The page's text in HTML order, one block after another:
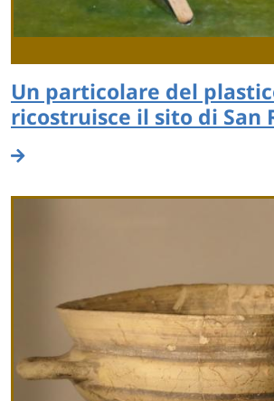
Un particolare del
ricostruisce il sito di San